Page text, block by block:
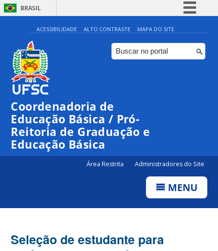
BRASIL
Simplifique!
Comunica BR
Participe
ACESSIBILIDADE ALTO CONTRASTE MAPA DO SITE
Coordenadoria de
Educação Básica / Pró-
Reitoria de Graduação e
Educação Básica
Área Restrita Administradores do Site
MENU
Seleção de estudante para